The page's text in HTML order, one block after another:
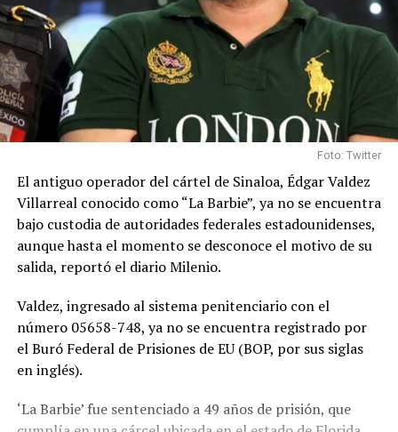
Foto: Twitter
El antiguo operador del cártel de Sinaloa, Édgar Valdez
Villarreal conocido como “La Barbie”, ya no se encuentra
bajo custodia de autoridades federales estadounidenses,
aunque hasta el momento se desconoce el motivo de su
salida, reportó el diario Milenio.
Valdez, ingresado al sistema penitenciario con el
número 05658-748, ya no se encuentra registrado por
el Buró Federal de Prisiones de EU (BOP, por sus siglas
en inglés).
‘La Barbie’ fue sentenciado a 49 años de prisión, que